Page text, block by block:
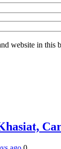
website in this